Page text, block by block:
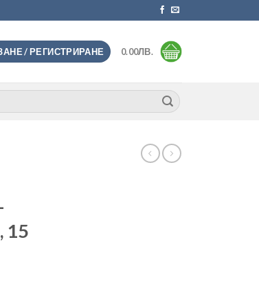
/ РЕГИСТРИРАНЕ 0.00ЛВ.
15